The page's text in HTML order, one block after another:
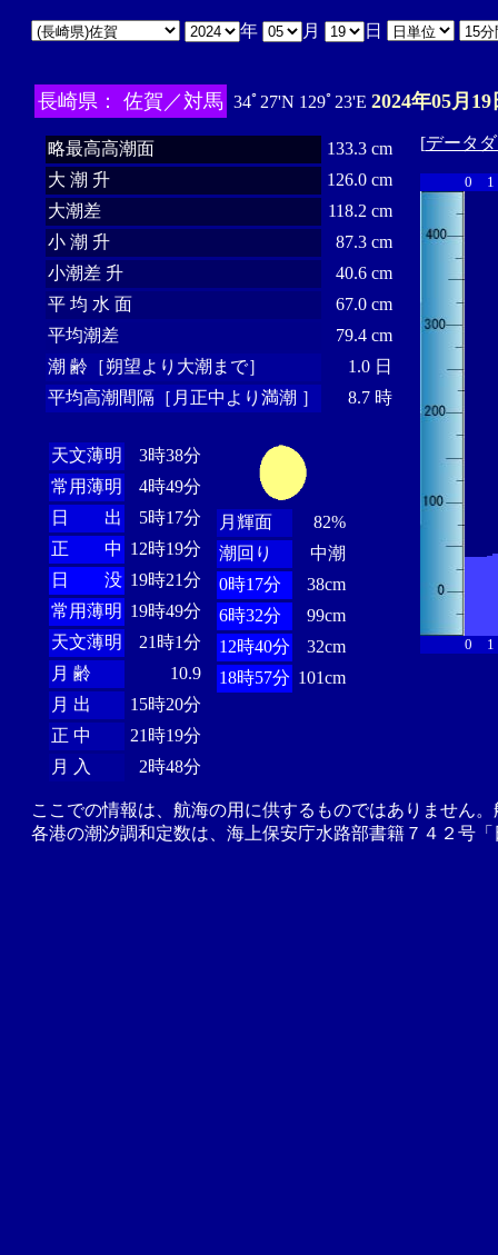
年 月 日
長崎県： 佐賀／対馬 34ﾟ27'N 129ﾟ23'E 2024年05月
略最高高潮面
133.3 cm
大 潮 升
126.0 cm
大潮差
118.2 cm
小 潮 升
87.3 cm
小潮差 升
40.6 cm
平 均 水 面
67.0 cm
平均潮差
79.4 cm
潮 齢［朔望より大潮まで］
1.0 日
平均高潮間隔［月正中より満潮 ］
8.7 時
天文薄明
3時38分
常用薄明
4時49分
日 出
5時17分
正 中 12時19分
日 没 19時21分
常用薄明 19時49分
天文薄明
21時1分
月 齢
10.9
月 出
15時20分
正 中
21時19分
月 入
2時48分
月輝面
82%
潮回り
中潮
0時17分
38cm
6時32分
99cm
12時40分
32cm
18時57分 101cm
[データ
0 1
0 1
ここでの情報は、航海の用に供するものではありません
各港の潮汐調和定数は、海上保安庁水路部書籍７４２号